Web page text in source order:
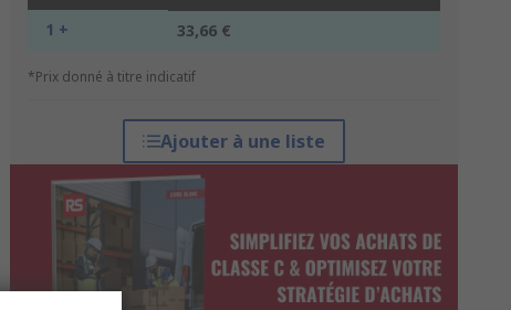
1 + 33,66 €
*Prix donné à titre indicatif
Ajouter à une liste